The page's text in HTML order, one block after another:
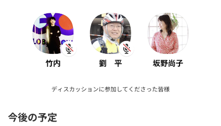
ディスカッションに参加してくださった皆様
今後の予定